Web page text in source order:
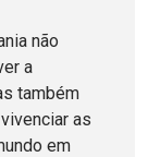
não
a
também
as
em